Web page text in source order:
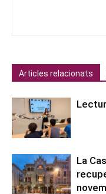
Articles relacionats
La